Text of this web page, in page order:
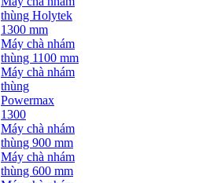
thùng Holytek
1300 mm
Máy chà nhám
thùng 1100 mm
Máy chà nhám
thùng
Powermax
1300
Máy chà nhám
thùng 900 mm
Máy chà nhám
thùng 600 mm